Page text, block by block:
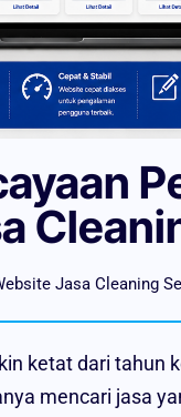
Jasa Cleaning
ketat dari tahun
mencari jasa